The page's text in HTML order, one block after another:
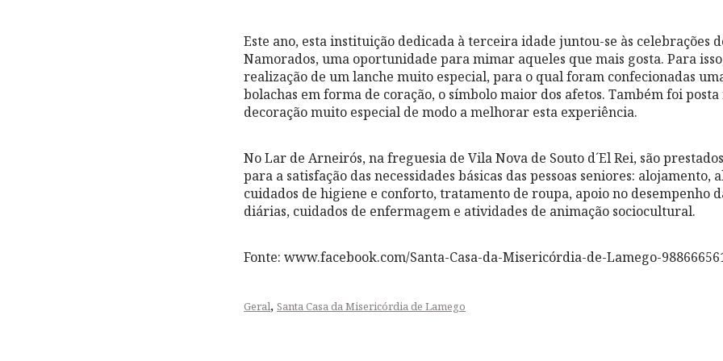
Este ano, esta instituição dedicada à terceira idade juntou-se às celebrações
Namorados, uma oportunidade para mimar aqueles que mais gosta. Para
realização de um lanche muito especial, para o qual foram confecionadas
bolachas em forma de coração, o símbolo maior dos afetos. Também foi
decoração muito especial de modo a melhorar esta experiência.
No Lar de Arneirós, na freguesia de Vila Nova de Souto d´El Rei, são
para a satisfação das necessidades básicas das pessoas seniores: alojamento,
cuidados de higiene e conforto, tratamento de roupa, apoio no desempenho
diárias, cuidados de enfermagem e atividades de animação sociocultural.
Fonte: www.facebook.com/Santa-Casa-da-Misericórdia-de-Lamego-
Geral, Santa Casa da Misericórdia de Lamego